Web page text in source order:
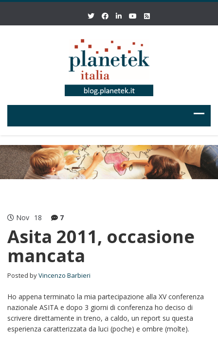
Nov 18 7
Asita 2011, occasione
mancata
Posted byVincenzo Barbieri
Ho appena terminato la mia partecipazione alla XV conferenza
nazionale ASITA e dopo 3 giorni di conferenza ho deciso di
scrivere direttamente in treno, a caldo, un report su questa
esperienza caratterizzata da luci (poche) e ombre (molte).